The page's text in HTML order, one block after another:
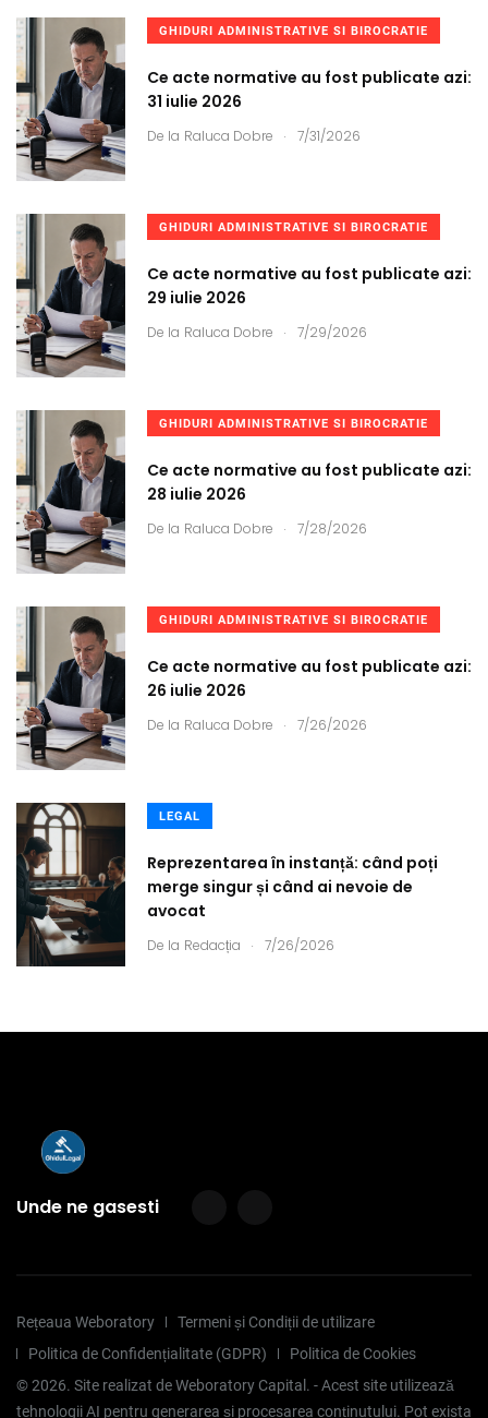
GHIDURI ADMINISTRATIVE SI BIROCRATIE
Ce acte normative au fost publicate azi:
31 iulie 2026
De la Raluca Dobre . 7/31/2026
GHIDURI ADMINISTRATIVE SI BIROCRATIE
Ce acte normative au fost publicate azi:
29 iulie 2026
De la Raluca Dobre . 7/29/2026
GHIDURI ADMINISTRATIVE SI BIROCRATIE
Ce acte normative au fost publicate azi:
28 iulie 2026
De la Raluca Dobre . 7/28/2026
GHIDURI ADMINISTRATIVE SI BIROCRATIE
Ce acte normative au fost publicate azi:
26 iulie 2026
De la Raluca Dobre . 7/26/2026
LEGAL
Reprezentarea în instanță: când poți
merge singur și când ai nevoie de
avocat
De la Redacția . 7/26/2026
Unde ne gasesti
Rețeaua Weboratory
Termeni și Condiții de utilizare
Politica de Confidențialitate (GDPR)
Politica de Cookies
©2026. Site realizat de Weboratory Capital. - Acest site utilizează
tehnologii AI pentru generarea și procesarea conținutului. Pot exista